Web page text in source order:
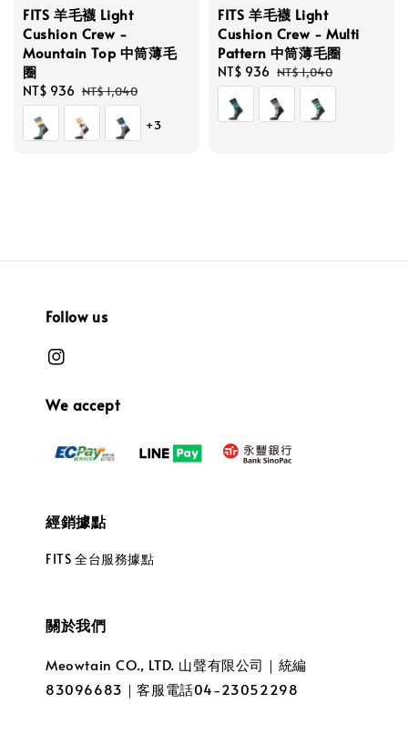
FITS 羊毛襪 Light
Cushion Crew -
Mountain Top 中筒薄毛
圈
Sale
price
NT$ 936 Regular
price
NT$ 1,040
+3
FITS 羊毛襪 Light
Cushion Crew - Multi
Pattern 中筒薄毛圈
Sale
price
NT$ 936 Regular
price
NT$ 1,040
Follow us
We accept
經銷據點
FITS 全台服務據點
關於我們
Meowtain CO., LTD. 山聲有限公司｜統編
83096683｜客服電話04-23052298